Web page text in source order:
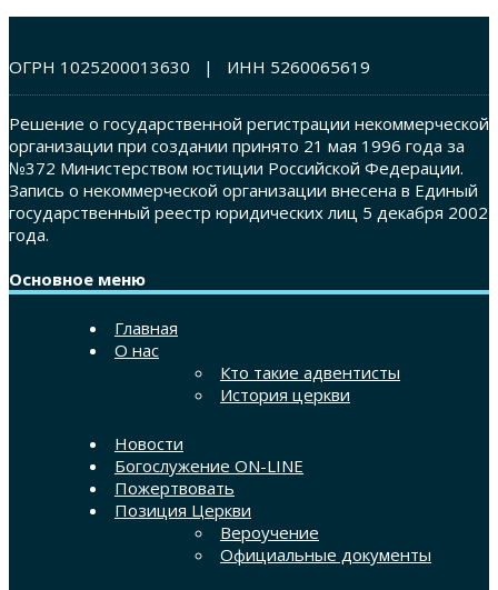
ОГРН 1025200013630 | ИНН 5260065619
Решение о государственной регистрации некоммерческой
организации при создании принято 21 мая 1996 года за
№372 Министерством юстиции Российской Федерации.
Запись о некоммерческой организации внесена в Единый
государственный реестр юридических лиц 5 декабря 2002
года.
Основное меню
Главная
О нас
Кто такие адвентисты
История церкви
Новости
Богослужение ON-LINE
Пожертвовать
Позиция Церкви
Вероучение
Официальные документы